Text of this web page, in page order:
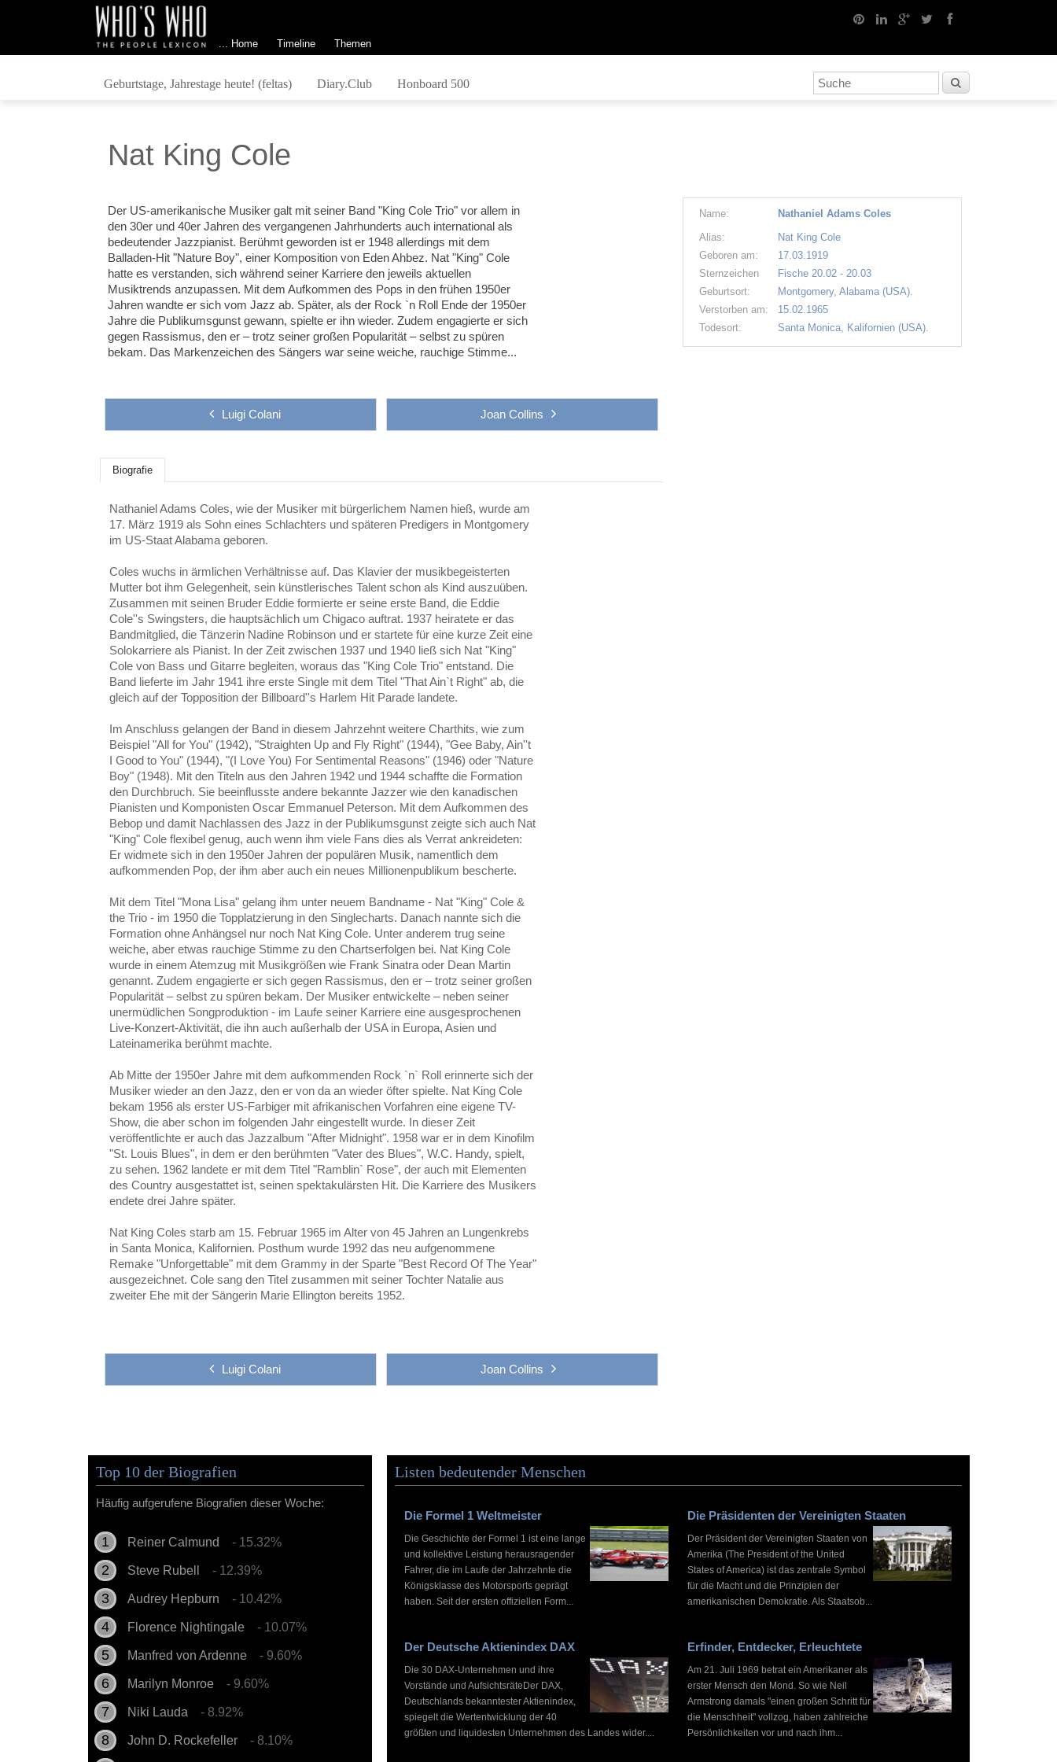
... Home Timeline Themen
Geburtstage, Jahrestage heute! (feltas) Diary.Club Honboard 500
Nat King Cole
Der US-amerikanische Musiker galt mit seiner Band "King Cole Trio" vor allem in
den 30er und 40er Jahren des vergangenen Jahrhunderts auch international als
bedeutender Jazzpianist. Berühmt geworden ist er 1948 allerdings mit dem
Balladen-Hit "Nature Boy", einer Komposition von Eden Ahbez. Nat "King" Cole
hatte es verstanden, sich während seiner Karriere den jeweils aktuellen
Musiktrends anzupassen. Mit dem Aufkommen des Pops in den frühen 1950er
Jahren wandte er sich vom Jazz ab. Später, als der Rock `n Roll Ende der 1950er
Jahre die Publikumsgunst gewann, spielte er ihn wieder. Zudem engagierte er sich
gegen Rassismus, den er – trotz seiner großen Popularität – selbst zu spüren
bekam. Das Markenzeichen des Sängers war seine weiche, rauchige Stimme...
Luigi Colani Joan Collins
Biografie
Nathaniel Adams Coles, wie der Musiker mit bürgerlichem Namen hieß, wurde am
17. März 1919 als Sohn eines Schlachters und späteren Predigers in Montgomery
im US-Staat Alabama geboren.
Coles wuchs in ärmlichen Verhältnisse auf. Das Klavier der musikbegeisterten
Mutter bot ihm Gelegenheit, sein künstlerisches Talent schon als Kind auszuüben.
Zusammen mit seinen Bruder Eddie formierte er seine erste Band, die Eddie
Cole''s Swingsters, die hauptsächlich um Chigaco auftrat. 1937 heiratete er das
Bandmitglied, die Tänzerin Nadine Robinson und er startete für eine kurze Zeit eine
Solokarriere als Pianist. In der Zeit zwischen 1937 und 1940 ließ sich Nat "King"
Cole von Bass und Gitarre begleiten, woraus das "King Cole Trio" entstand. Die
Band lieferte im Jahr 1941 ihre erste Single mit dem Titel "That Ain`t Right" ab, die
gleich auf der Topposition der Billboard''s Harlem Hit Parade landete.
Im Anschluss gelangen der Band in diesem Jahrzehnt weitere Charthits, wie zum
Beispiel "All for You" (1942), "Straighten Up and Fly Right" (1944), "Gee Baby, Ain''t
I Good to You" (1944), "(I Love You) For Sentimental Reasons" (1946) oder "Nature
Boy" (1948). Mit den Titeln aus den Jahren 1942 und 1944 schaffte die Formation
den Durchbruch. Sie beeinflusste andere bekannte Jazzer wie den kanadischen
Pianisten und Komponisten Oscar Emmanuel Peterson. Mit dem Aufkommen des
Bebop und damit Nachlassen des Jazz in der Publikumsgunst zeigte sich auch Nat
"King" Cole flexibel genug, auch wenn ihm viele Fans dies als Verrat ankreideten:
Er widmete sich in den 1950er Jahren der populären Musik, namentlich dem
aufkommenden Pop, der ihm aber auch ein neues Millionenpublikum bescherte.
Mit dem Titel "Mona Lisa" gelang ihm unter neuem Bandname - Nat "King" Cole &
the Trio - im 1950 die Topplatzierung in den Singlecharts. Danach nannte sich die
Formation ohne Anhängsel nur noch Nat King Cole. Unter anderem trug seine
weiche, aber etwas rauchige Stimme zu den Chartserfolgen bei. Nat King Cole
wurde in einem Atemzug mit Musikgrößen wie Frank Sinatra oder Dean Martin
genannt. Zudem engagierte er sich gegen Rassismus, den er – trotz seiner großen
Popularität – selbst zu spüren bekam. Der Musiker entwickelte – neben seiner
unermüdlichen Songproduktion - im Laufe seiner Karriere eine ausgesprochenen
Live-Konzert-Aktivität, die ihn auch außerhalb der USA in Europa, Asien und
Lateinamerika berühmt machte.
Ab Mitte der 1950er Jahre mit dem aufkommenden Rock `n` Roll erinnerte sich der
Musiker wieder an den Jazz, den er von da an wieder öfter spielte. Nat King Cole
bekam 1956 als erster US-Farbiger mit afrikanischen Vorfahren eine eigene TV-
Show, die aber schon im folgenden Jahr eingestellt wurde. In dieser Zeit
veröffentlichte er auch das Jazzalbum "After Midnight". 1958 war er in dem Kinofilm
"St. Louis Blues", in dem er den berühmten "Vater des Blues", W.C. Handy, spielt,
zu sehen. 1962 landete er mit dem Titel "Ramblin` Rose", der auch mit Elementen
des Country ausgestattet ist, seinen spektakulärsten Hit. Die Karriere des Musikers
endete drei Jahre später.
Nat King Coles starb am 15. Februar 1965 im Alter von 45 Jahren an Lungenkrebs
in Santa Monica, Kalifornien. Posthum wurde 1992 das neu aufgenommene
Remake "Unforgettable" mit dem Grammy in der Sparte "Best Record Of The Year"
ausgezeichnet. Cole sang den Titel zusammen mit seiner Tochter Natalie aus
zweiter Ehe mit der Sängerin Marie Ellington bereits 1952.
Luigi Colani Joan Collins
Name:
Nathaniel Adams Coles
Alias:
Nat King Cole
Geboren am:
17.03.1919
Sternzeichen
Fische 20.02 - 20.03
Geburtsort:
Montgomery, Alabama (USA).
Verstorben am:
15.02.1965
Todesort:
Santa Monica, Kalifornien (USA).
Top 10 der Biografien
Häufig aufgerufene Biografien dieser Woche:
Reiner Calmund - 15.32%
Steve Rubell - 12.39%
Audrey Hepburn - 10.42%
Florence Nightingale - 10.07%
Manfred von Ardenne - 9.60%
Marilyn Monroe - 9.60%
Niki Lauda - 8.92%
John D. Rockefeller - 8.10%
Listen bedeutender Menschen
Die Formel 1 Weltmeister
Die Geschichte der Formel 1 ist eine lange
und kollektive Leistung herausragender
Fahrer, die im Laufe der Jahrzehnte die
Königsklasse des Motorsports geprägt
haben. Seit der ersten offiziellen Form...
Die Präsidenten der Vereinigten Staaten
Der Präsident der Vereinigten Staaten von
Amerika (The President of the United
States of America) ist das zentrale Symbol
für die Macht und die Prinzipien der
amerikanischen Demokratie. Als Staatsob...
Der Deutsche Aktienindex DAX
Die 30 DAX-Unternehmen und ihre
Vorstände und AufsichtsräteDer DAX,
Deutschlands bekanntester Aktienindex,
spiegelt die Wertentwicklung der 40
größten und liquidesten Unternehmen des Landes wider....
Erfinder, Entdecker, Erleuchtete
Am 21. Juli 1969 betrat ein Amerikaner als
erster Mensch den Mond. So wie Neil
Armstrong damals "einen großen Schritt für
die Menschheit" vollzog, haben zahlreiche
Persönlichkeiten vor und nach ihm...